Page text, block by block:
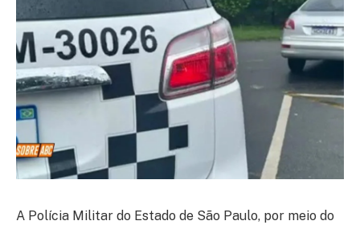
A Polícia Militar do Estado de São Paulo, por meio do